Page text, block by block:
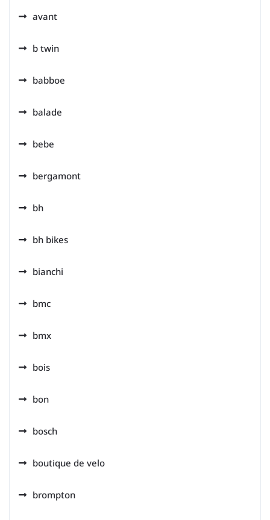
avant
b twin
babboe
balade
bebe
bergamont
bh
bh bikes
bianchi
bmc
bmx
bois
bon
bosch
boutique de velo
brompton